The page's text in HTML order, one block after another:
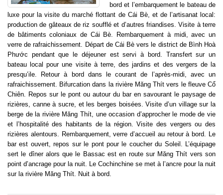
bord et l’embarquement le bateau de
luxe pour la visite du marché flottant de Cái Bè, et de l’artisanat local:
production de gâteaux de riz soufflé et d’autres friandises. Visite à terre
de bâtiments coloniaux de Cái Bè. Rembarquement à midi, avec un
verre de rafraichissement. Départ de Cái Bè vers le district de Bình Hoà
Phước pendant que le déjeuner est servi à bord. Transfert sur un
bateau local pour une visite à terre, des jardins et des vergers de la
presqu’ile. Retour à bord dans le courant de l’après-midi, avec un
rafraichissement. Bifurcation dans la rivière Măng Thít vers le fleuve Cổ
Chiên. Repos sur le pont ou autour du bar en savourant le paysage de
rizières, canne à sucre, et les berges boisées. Visite d’un village sur la
berge de la rivière Măng Thít, une occasion d’approcher le mode de vie
et l’hospitalité des habitants de la région. Visite des vergers ou des
rizières alentours. Rembarquement, verre d’accueil au retour à bord. Le
bar est ouvert, repos sur le pont pour le coucher du Soleil. L’équipage
sert le dîner alors que le Bassac est en route sur Măng Thít vers son
point d’ancrage pour la nuit. Le Cochinchine se met à l’ancre pour la nuit
sur la rivière Măng Thít. Nuit à bord.